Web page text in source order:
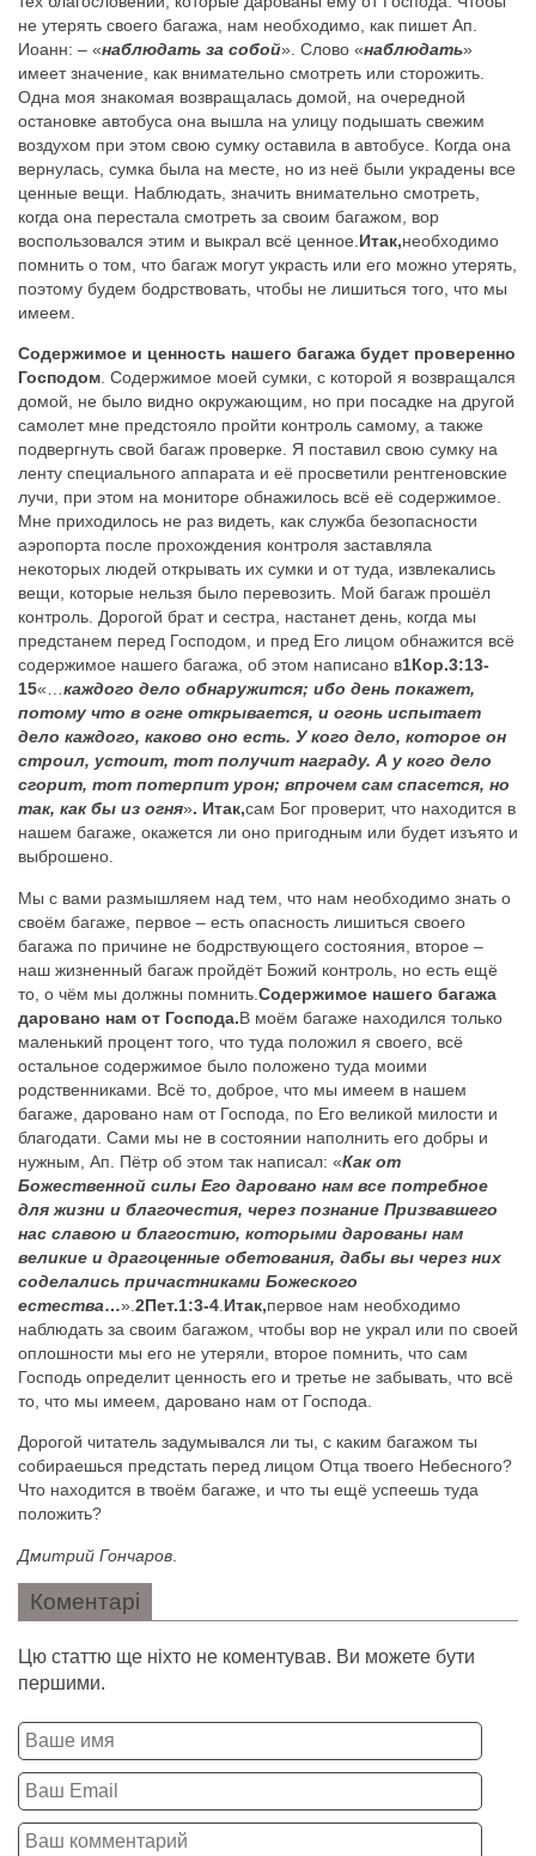
не утерять своего багажа, нам необходимо, как пишет Ап.
Иоанн: – «наблюдать за собой». Слово «наблюдать»
имеет значение, как внимательно смотреть или сторожить.
Одна моя знакомая возвращалась домой, на очередной
остановке автобуса она вышла на улицу подышать свежим
воздухом при этом свою сумку оставила в автобусе. Когда она
вернулась, сумка была на месте, но из неё были украдены все
ценные вещи. Наблюдать, значить внимательно смотреть,
когда она перестала смотреть за своим багажом, вор
воспользовался этим и выкрал всё ценное. Итак,необходимо
помнить о том, что багаж могут украсть или его можно утерять,
поэтому будем бодрствовать, чтобы не лишиться того, что мы
имеем.
Содержимое и ценность нашего багажа будет проверенно
Господом. Содержимое моей сумки, с которой я возвращался
домой, не было видно окружающим, но при посадке на другой
самолет мне предстояло пройти контроль самому, а также
подвергнуть свой багаж проверке. Я поставил свою сумку на
ленту специального аппарата и её просветили рентгеновские
лучи, при этом на мониторе обнажилось всё её содержимое.
Мне приходилось не раз видеть, как служба безопасности
аэропорта после прохождения контроля заставляла
некоторых людей открывать их сумки и от туда, извлекались
вещи, которые нельзя было перевозить. Мой багаж прошёл
контроль. Дорогой брат и сестра, настанет день, когда мы
предстанем перед Господом, и пред Его лицом обнажится всё
содержимое нашего багажа, об этом написано в1Кор.3:13-
15«…каждого дело обнаружится; ибо день покажет,
потому что в огне открывается, и огонь испытает
дело каждого, каково оно есть. У кого дело, которое он
строил, устоит, тот получит награду. А у кого дело
сгорит, тот потерпит урон; впрочем сам спасется, но
так, как бы из огня». Итак,сам Бог проверит, что находится в
нашем багаже, окажется ли оно пригодным или будет изъято и
выброшено.
Мы с вами размышляем над тем, что нам необходимо знать о
своём багаже, первое – есть опасность лишиться своего
багажа по причине не бодрствующего состояния, второе –
наш жизненный багаж пройдёт Божий контроль, но есть ещё
то, о чём мы должны помнить. Содержимое нашего багажа
даровано нам от Господа.В моём багаже находился только
маленький процент того, что туда положил я своего, всё
остальное содержимое было положено туда моими
родственниками. Всё то, доброе, что мы имеем в нашем
багаже, даровано нам от Господа, по Его великой милости и
благодати. Сами мы не в состоянии наполнить его добры и
нужным, Ап. Пётр об этом так написал: «Как от
Божественной силы Его даровано нам все потребное
для жизни и благочестия, через познание Призвавшего
нас славою и благостию, которыми дарованы нам
великие и драгоценные обетования, дабы вы через них
соделались причастниками Божеского
естества…». 2Пет.1:3-4 Итак,первое нам необходимо
наблюдать за своим багажом, чтобы вор не украл или по своей
оплошности мы его не утеряли, второе помнить, что сам
Господь определит ценность его и третье не забывать, что всё
то, что мы имеем, даровано нам от Господа.
Дорогой читатель задумывался ли ты, с каким багажом ты
собираешься предстать перед лицом Отца твоего Небесного?
Что находится в твоём багаже, и что ты ещё успеешь туда
положить?
Дмитрий Гончаров
Коментарі
Цю статтю ще ніхто не коментував. Ви можете бути
першими.